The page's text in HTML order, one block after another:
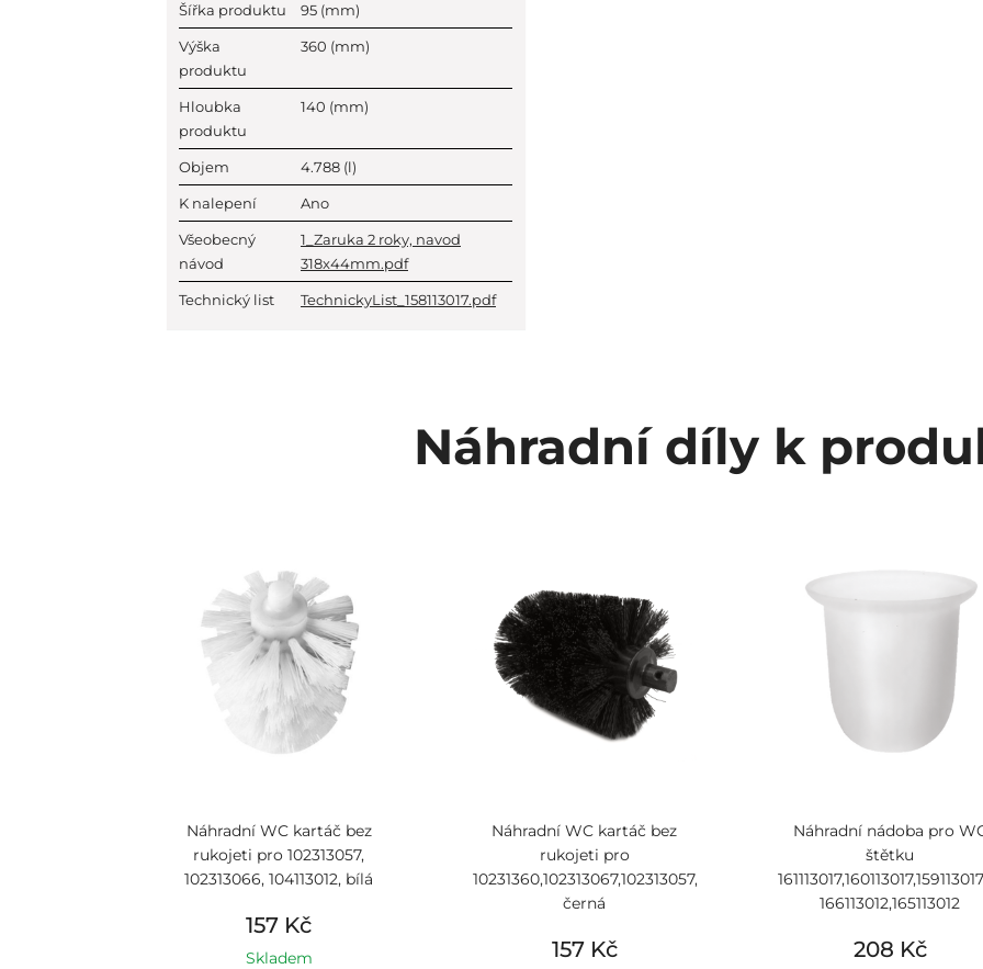
Šířka produktu 95 (mm)
Výška
produktu
360 (mm)
Hloubka
produktu
140 (mm)
Objem 4.788 (l)
K nalepení Ano
Všeobecný
návod
1_Zaruka 2 roky, navod
318x44mm.pdf
Technický list TechnickyList_158113017.pdf
Náhradní díly k
Náhradní WC kartáč bez
rukojeti pro 102313057,
102313066, 104113012, bílá
157 Kč
Skladem
Náhradní WC kartáč bez
rukojeti pro
10231360,102313067,102313057,104113017,104113107,
černá
157 Kč
Náhradní nádoba pro
štětku
166113012,165113012
208 Kč